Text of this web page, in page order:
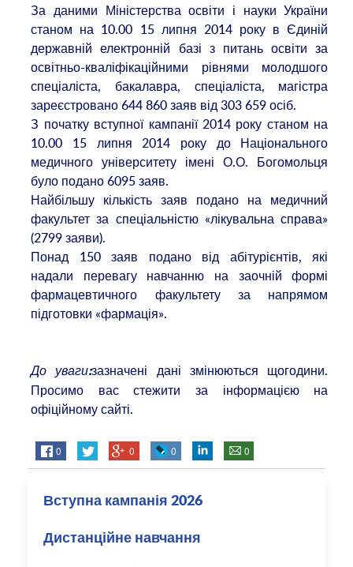
За даними Міністерства освіти і науки України
станом на 10.00 15 липня 2014 року в Єдиній
державній електронній базі з питань освіти за
освітньо-кваліфікаційними рівнями молодшого
спеціаліста, бакалавра, спеціаліста, магістра
зареєстровано 644 860 заяв від 303 659 осіб.
З початку вступної кампанії 2014 року станом на
10.00 15 липня 2014 року до Національного
медичного університету імені О.О. Богомольця
було подано 6095 заяв.
Найбільшу кількість заяв подано на медичний
факультет за спеціальністю «лікувальна справа»
(2799 заяви).
Понад 150 заяв подано від абітурієнтів, які
надали перевагу навчанню на заочній формі
фармацевтичного факультету за напрямом
підготовки «фармація».
До уваги:зазначені дані змінюються щогодини.
Просимо вас стежити за інформацією на
офіційному сайті.
0 0 0 0
Вступна кампанія 2026
Дистанційне навчання